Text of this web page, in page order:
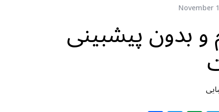
November
و بدون پیشبینی